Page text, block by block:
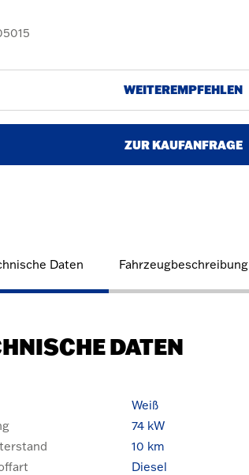
WEITEREMPFEHLEN
ZUR KAUFANFRAGE
Daten Fahrzeugbeschreibung
DATEN
Weiß
74 kW
10 km
Diesel